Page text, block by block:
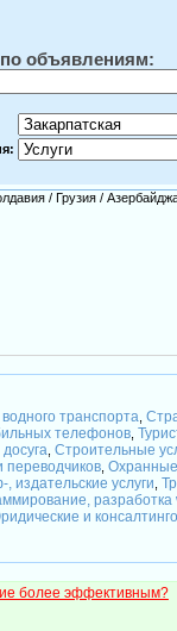
объявлениям:
/ Грузия /
транспорта
телефонов,
Строительные
переводчиков, Охранные
издательские услуги
разработка
и
более эффективным?